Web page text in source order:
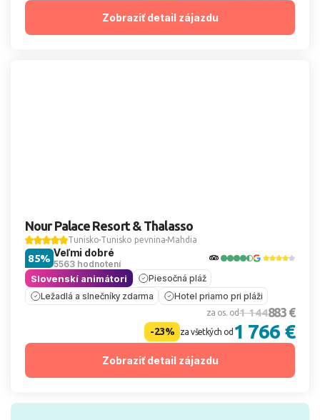
Zobraziť detail zájazdu
Nour Palace Resort & Thalasso
Tunisko Tunisko pevnina Mahdia
Veľmi dobré
5563 hodnotení
85%
Slovenskí animátori
Piesočná pláž
Ležadlá a slnečníky zdarma
Hotel priamo pri pláži
za os. od1 144883 €
-23% za všetkých od 1 766 €
Zobraziť detail zájazdu